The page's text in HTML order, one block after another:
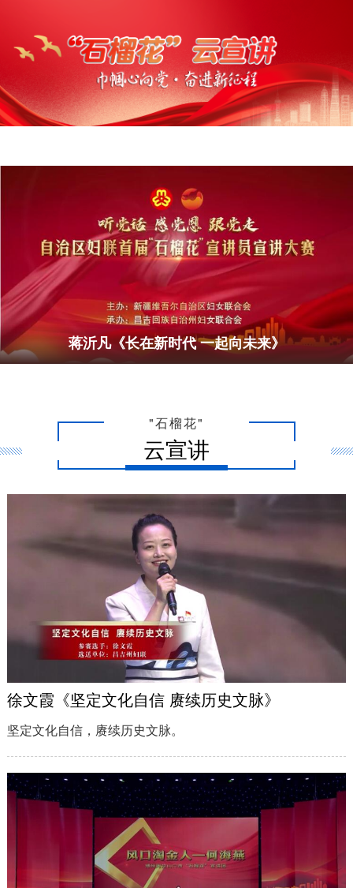
蒋沂凡《长在新时代 一起向未来》
云宣讲
"石榴花"
徐文霞《坚定文化自信 赓续历史文脉》
坚定文化自信，赓续历史文脉。